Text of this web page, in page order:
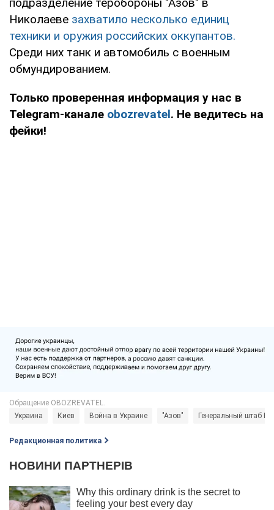
Николаеве захватило несколько единиц
техники и оружия российских оккупантов.
Среди них танк и автомобиль с военным
обмундированием.
Только проверенная информация у нас в
Telegram-канале obozrevatel. Не ведитесь на
фейки!
Украина Киев Война в Украине "Азов" Генеральный штаб
Редакционная политика